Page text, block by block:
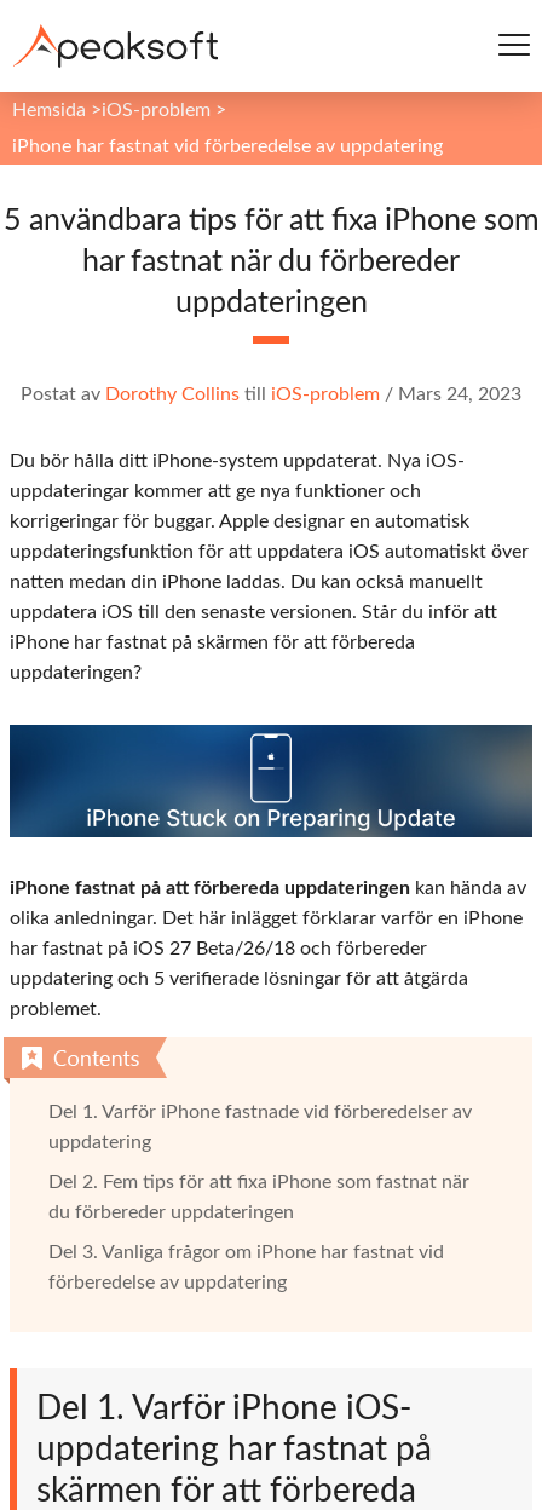
Hemsida >iOS-problem >
iPhone har fastnat vid förberedelse av uppdatering
5 användbara tips för att fixa iPhone som
har fastnat när du förbereder
uppdateringen
Postat av Dorothy Collins till iOS-problem / Mars 24, 2023
Du bör hålla ditt iPhone-system uppdaterat. Nya iOS-
uppdateringar kommer att ge nya funktioner och
korrigeringar för buggar. Apple designar en automatisk
uppdateringsfunktion för att uppdatera iOS automatiskt över
natten medan din iPhone laddas. Du kan också manuellt
uppdatera iOS till den senaste versionen. Står du inför att
iPhone har fastnat på skärmen för att förbereda
uppdateringen?
iPhone fastnat på att förbereda uppdateringen kan hända av
olika anledningar. Det här inlägget förklarar varför en iPhone
har fastnat på iOS 27 Beta/26/18 och förbereder
uppdatering och 5 verifierade lösningar för att åtgärda
problemet.
Del 1. Varför iPhone fastnade vid förberedelser av
uppdatering
Del 2. Fem tips för att fixa iPhone som fastnat när
du förbereder uppdateringen
Del 3. Vanliga frågor om iPhone har fastnat vid
förberedelse av uppdatering
Del 1. Varför iPhone iOS-
uppdatering har fastnat på
skärmen för att förbereda